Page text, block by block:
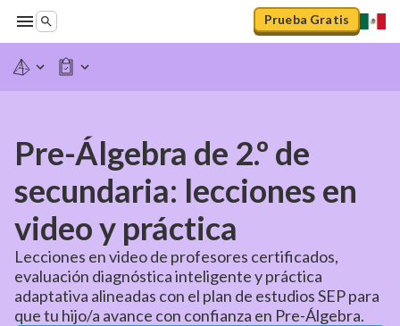
Prueba Gratis
Pre-Álgebra de 2.º de
secundaria: lecciones en
video y práctica
Lecciones en video de profesores certificados,
evaluación diagnóstica inteligente y práctica
adaptativa alineadas con el plan de estudios SEP para
que tu hijo/a avance con confianza en Pre-Álgebra.